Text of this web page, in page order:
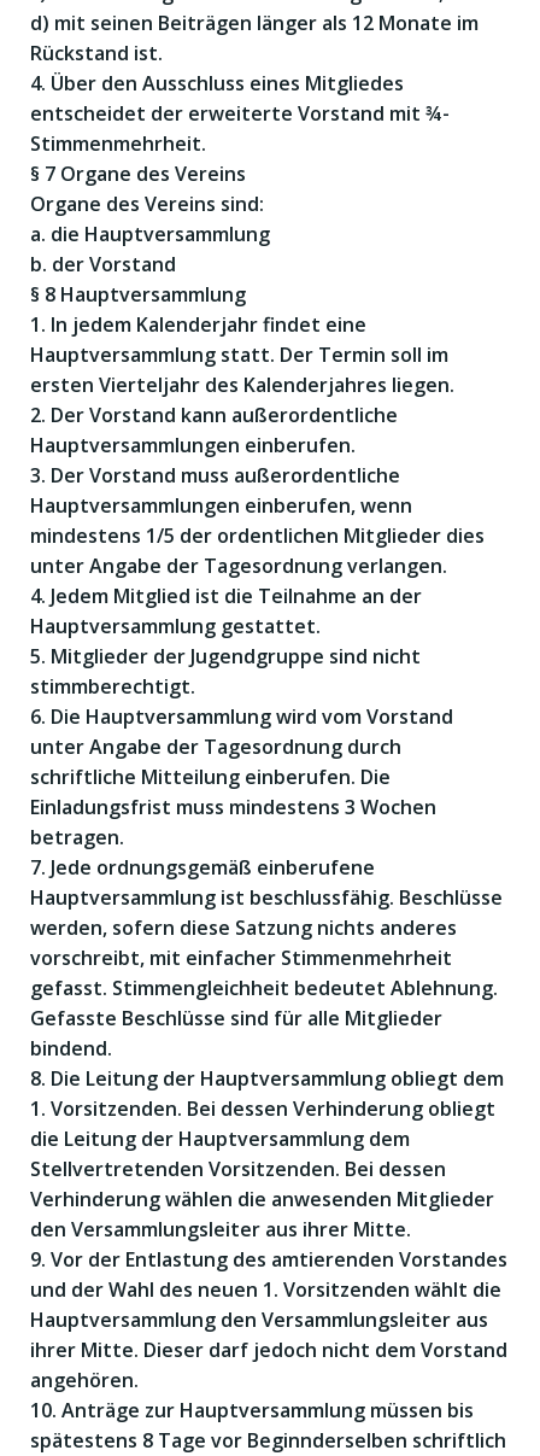
d) mit seinen Beiträgen länger als 12 Monate im
Rückstand ist.
4. Über den Ausschluss eines Mitgliedes
entscheidet der erweiterte Vorstand mit ¾-
Stimmenmehrheit.
§ 7 Organe des Vereins
Organe des Vereins sind:
a. die Hauptversammlung
b. der Vorstand
§ 8 Hauptversammlung
1. In jedem Kalenderjahr findet eine
Hauptversammlung statt. Der Termin soll im
ersten Vierteljahr des Kalenderjahres liegen.
2. Der Vorstand kann außerordentliche
Hauptversammlungen einberufen.
3. Der Vorstand muss außerordentliche
Hauptversammlungen einberufen, wenn
mindestens 1/5 der ordentlichen Mitglieder dies
unter Angabe der Tagesordnung verlangen.
4. Jedem Mitglied ist die Teilnahme an der
Hauptversammlung gestattet.
5. Mitglieder der Jugendgruppe sind nicht
stimmberechtigt.
6. Die Hauptversammlung wird vom Vorstand
unter Angabe der Tagesordnung durch
schriftliche Mitteilung einberufen. Die
Einladungsfrist muss mindestens 3 Wochen
betragen.
7. Jede ordnungsgemäß einberufene
Hauptversammlung ist beschlussfähig. Beschlüsse
werden, sofern diese Satzung nichts anderes
vorschreibt, mit einfacher Stimmenmehrheit
gefasst. Stimmengleichheit bedeutet Ablehnung.
Gefasste Beschlüsse sind für alle Mitglieder
bindend.
8. Die Leitung der Hauptversammlung obliegt dem
1. Vorsitzenden. Bei dessen Verhinderung obliegt
die Leitung der Hauptversammlung dem
Stellvertretenden Vorsitzenden. Bei dessen
Verhinderung wählen die anwesenden Mitglieder
den Versammlungsleiter aus ihrer Mitte.
9. Vor der Entlastung des amtierenden Vorstandes
und der Wahl des neuen 1. Vorsitzenden wählt die
Hauptversammlung den Versammlungsleiter aus
ihrer Mitte. Dieser darf jedoch nicht dem Vorstand
angehören.
10. Anträge zur Hauptversammlung müssen bis
spätestens 8 Tage vor Beginnderselben schriftlich